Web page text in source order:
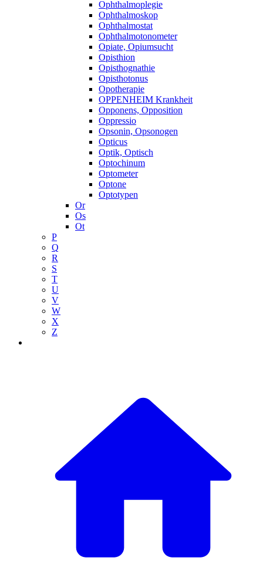
Ophthalmoplegie
Ophthalmoskop
Ophthalmostat
Ophthalmotonometer
Opiate, Opiumsucht
Opisthion
Opisthognathie
Opisthotonus
Opotherapie
OPPENHEIM Krankheit
Opponens, Opposition
Oppressio
Opsonin, Opsonogen
Opticus
Optik, Optisch
Optochinum
Optometer
Optone
Optotypen
Or
Os
Ot
P
Q
R
S
T
U
V
W
X
Z